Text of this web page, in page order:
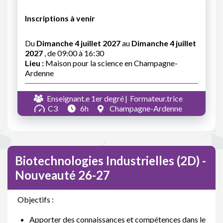
Inscriptions à venir
Du Dimanche 4 juillet 2027au Dimanche 4 juillet
2027 , de 09:00 à 16:30
Lieu : Maison pour la science en Champagne-
Ardenne
Enseignant.e 1er degré
Formateur.trice
C3
6h Champagne-Ardenne
Biotechnologies Industrielles (2D) -
Nouveauté 26-27
Objectifs :
Apporter des connaissances et compétences dans le